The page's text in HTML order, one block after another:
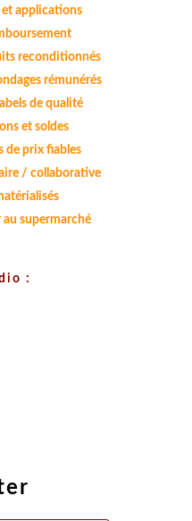
et applications
reconditionnés
rémunérés
de qualité
et soldes
de prix fiables
/ collaborative
au supermarché
: